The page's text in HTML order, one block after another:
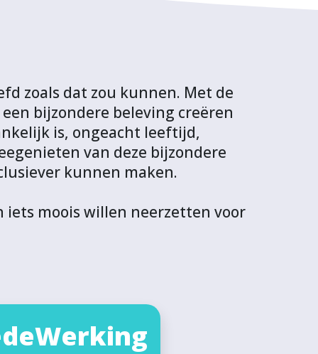
zoals dat zou kunnen. Met de
bijzondere beleving creëren
is, ongeacht leeftijd,
van deze bijzondere
kunnen maken.
moois willen neerzetten voor